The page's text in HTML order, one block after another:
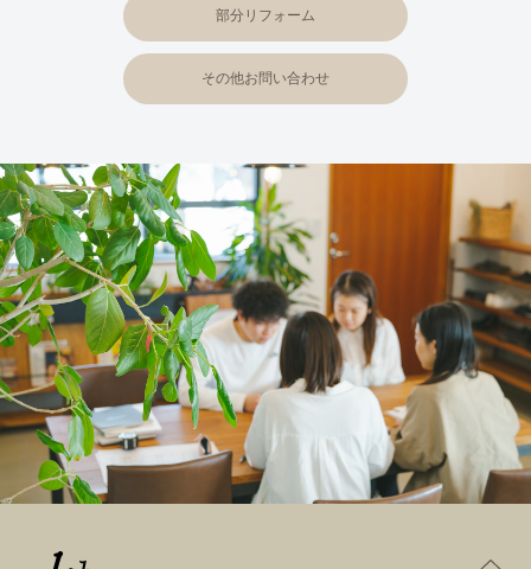
部分リフォーム
その他お問い合わせ